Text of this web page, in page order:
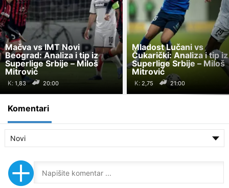
Mačva vs IMT Novi
Beograd: Analiza i tip iz
Superlige Srbije – Miloš
Mitrović
K: 20:00
Mladost Lučani vs
Čukarički: Analiza i tip iz
Superlige Srbije – Miloš
Mitrović
K: 21:00
Komentari
Novi